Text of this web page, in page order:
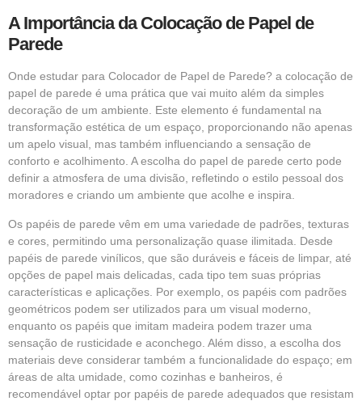
A Importância da Colocação de Papel de
Parede
Onde estudar para Colocador de Papel de Parede? a colocação de
papel de parede é uma prática que vai muito além da simples
decoração de um ambiente. Este elemento é fundamental na
transformação estética de um espaço, proporcionando não apenas
um apelo visual, mas também influenciando a sensação de
conforto e acolhimento. A escolha do papel de parede certo pode
definir a atmosfera de uma divisão, refletindo o estilo pessoal dos
moradores e criando um ambiente que acolhe e inspira.
Os papéis de parede vêm em uma variedade de padrões, texturas
e cores, permitindo uma personalização quase ilimitada. Desde
papéis de parede vinílicos, que são duráveis e fáceis de limpar, até
opções de papel mais delicadas, cada tipo tem suas próprias
características e aplicações. Por exemplo, os papéis com padrões
geométricos podem ser utilizados para um visual moderno,
enquanto os papéis que imitam madeira podem trazer uma
sensação de rusticidade e aconchego. Além disso, a escolha dos
materiais deve considerar também a funcionalidade do espaço; em
áreas de alta umidade, como cozinhas e banheiros, é
recomendável optar por papéis de parede adequados que resistam